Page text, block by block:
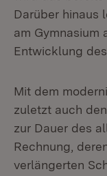
Darüber hinaus
am Gymnasium
Entwicklung
Mit dem
zuletzt auch
zur Dauer des
Rechnung,
verlängerten